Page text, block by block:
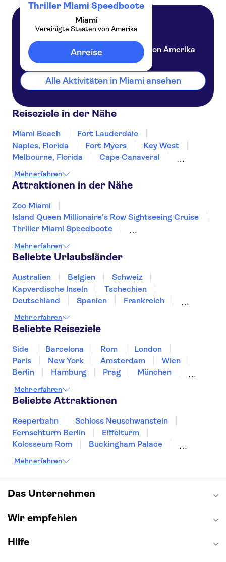
Thriller Miami Speedboote
Miami
Vereinigte Staaten von Amerika
Anreise
Vereinigte Staaten von Amerika
Alle Aktivitäten in Miami ansehen
Reiseziele in der Nähe
Miami Beach
Fort Lauderdale
Naples, Florida
Fort Myers
Key West
Melbourne, Florida
Cape Canaveral
Clearwater Beach
St. Augustine
Jacksonville
Savannah
Mehr erfahren
Attraktionen in der Nähe
Zoo Miami
Island Queen Millionaire's Row Sightseeing Cruise
Thriller Miami Speedboote
Rockefeller Center Top of the Rock
Circle Line Sightseeing Cruises
American Museum of Natural History
Intrepid Sea, Air & Space Museum
One World Observatory
Yankee Stadium
Madame Tussauds New York
Mehr erfahren
Beliebte Urlaubsländer
Australien Belgien
Schweiz
Kapverdische Inseln
Tschechien
Deutschland
Spanien
Frankreich
Italien
Japan Luxemburg
Polen
Portugal Schweden
Mehr erfahren
Beliebte Reiseziele
Side Barcelona Rom
London
Paris
New York Amsterdam
Wien
Berlin
Hamburg Prag
München
Stuttgart
Heidelberg
Mehr erfahren
Beliebte Attraktionen
Reeperbahn
Schloss Neuschwanstein
Fernsehturm Berlin
Eiffelturm
Kolosseum Rom
Buckingham Palace
Sagrada Familia
Moulin Rouge
Burj Khalifa
Keukenhof
London Eye
Elbphilharmonie
Mehr erfahren
Das Unternehmen
Wir empfehlen
Hilfe